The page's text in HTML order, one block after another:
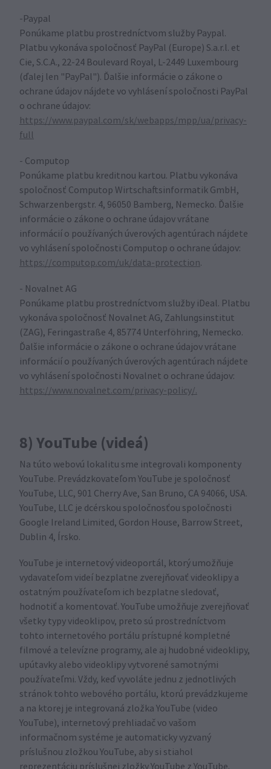
-Paypal
Ponúkame platbu prostredníctvom služby Paypal.
Platbu vykonáva spoločnosť PayPal (Europe) S.a.r.l. et
Cie, S.C.A., 22-24 Boulevard Royal, L-2449 Luxembourg
(ďalej len "PayPal"). Ďalšie informácie o zákone o
ochrane údajov nájdete vo vyhlásení spoločnosti PayPal
o ochrane údajov:
https://www.paypal.com/sk/webapps/mpp/ua/privacy-
full
- Computop
Ponúkame platbu kreditnou kartou. Platbu vykonáva
spoločnosť Computop Wirtschaftsinformatik GmbH,
Schwarzenbergstr. 4, 96050 Bamberg, Nemecko. Ďalšie
informácie o zákone o ochrane údajov vrátane
informácií o používaných úverových agentúrach nájdete
vo vyhlásení spoločnosti Computop o ochrane údajov:
https://computop.com/uk/data-protection.
- Novalnet AG
Ponúkame platbu prostredníctvom služby iDeal. Platbu
vykonáva spoločnosť Novalnet AG, Zahlungsinstitut
(ZAG), Feringastraße 4, 85774 Unterföhring, Nemecko.
Ďalšie informácie o zákone o ochrane údajov vrátane
informácií o používaných úverových agentúrach nájdete
vo vyhlásení spoločnosti Novalnet o ochrane údajov:
https://www.novalnet.com/privacy-policy/.
8) YouTube (videá)
Na túto webovú lokalitu sme integrovali komponenty
YouTube. Prevádzkovateľom YouTube je spoločnosť
YouTube, LLC, 901 Cherry Ave, San Bruno, CA 94066, USA.
YouTube, LLC je dcérskou spoločnosťou spoločnosti
Google Ireland Limited, Gordon House, Barrow Street,
Dublin 4, Írsko.
YouTube je internetový videoportál, ktorý umožňuje
vydavateľom videí bezplatne zverejňovať videoklipy a
ostatným používateľom ich bezplatne sledovať,
hodnotiť a komentovať. YouTube umožňuje zverejňovať
všetky typy videoklipov, preto sú prostredníctvom
tohto internetového portálu prístupné kompletné
filmové a televízne programy, ale aj hudobné videoklipy,
upútavky alebo videoklipy vytvorené samotnými
používateľmi. Vždy, keď vyvoláte jednu z jednotlivých
stránok tohto webového portálu, ktorú prevádzkujeme
a na ktorej je integrovaná zložka YouTube (video
YouTube), internetový prehliadač vo vašom
informačnom systéme je automaticky vyzvaný
príslušnou zložkou YouTube, aby si stiahol
reprezentáciu príslušnej zložky YouTube z YouTube.